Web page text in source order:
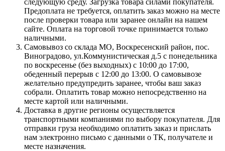
Предоплата не требуется, оплатить заказ можно на месте
после проверки товара или заранее онлайн на нашем
сайте. Оплата на торговой точке принимается только
наличными.
Самовывоз со склада МО, Воскресенский район, пос.
Виноградово, ул.Коммунистическая д.5 с понедельника
по воскресенье (без выходных) с 10:00 до 17:00,
обеденный перерыв с 12:00 до 13:00. О самовывозе
желательно предупредить заранее, чтобы ваш заказ
собрали. Оплатить товар можно непосредственно на
месте картой или наличными.
Доставка в другие регионы осуществляется
транспортными компаниями по выбору покупателя. Для
отправки груза необходимо оплатить заказ и прислать
нам электронно письмо с данными о ТК, получателе и
месте назначения.